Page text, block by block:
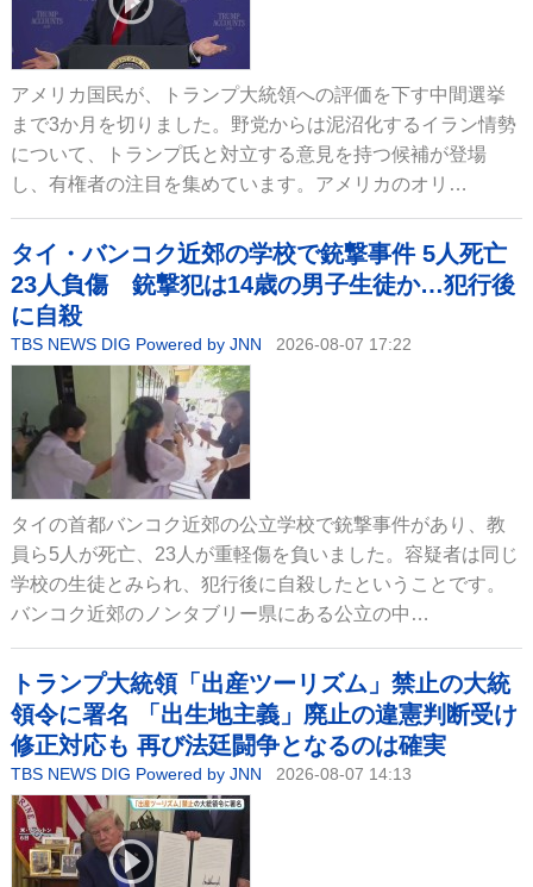
アメリカ国民が、トランプ大統領への評価を下す中間選挙
まで3か月を切りました。野党からは泥沼化するイラン情勢
について、トランプ氏と対立する意見を持つ候補が登場
し、有権者の注目を集めています。アメリカのオリ…
タイ・バンコク近郊の学校で銃撃事件 5人死亡
23人負傷 銃撃犯は14歳の男子生徒か…犯行後
に自殺
TBS NEWS DIG Powered by JNN 2026-08-07 17:22
タイの首都バンコク近郊の公立学校で銃撃事件があり、教
員ら5人が死亡、23人が重軽傷を負いました。容疑者は同じ
学校の生徒とみられ、犯行後に自殺したということです。
バンコク近郊のノンタブリー県にある公立の中…
トランプ大統領「出産ツーリズム」禁止の大統
領令に署名 「出生地主義」廃止の違憲判断受け
修正対応も 再び法廷闘争となるのは確実
TBS NEWS DIG Powered by JNN 2026-08-07 14:13